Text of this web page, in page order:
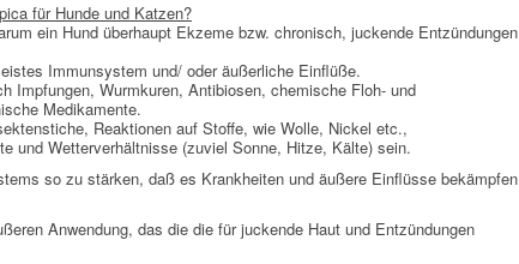
für Hunde und Katzen?
ein Hund überhaupt Ekzeme bzw. chronisch, juckende Entzündungen
Immunsystem und/ oder äußerliche Einflüße.
Impfungen, Wurmkuren, Antibiosen, chemische Floh- und
Medikamente.
Reaktionen auf Stoffe, wie Wolle, Nickel etc.,
und Wetterverhältnisse (zuviel Sonne, Hitze, Kälte) sein.
so zu stärken, daß es Krankheiten und äußere Einflüsse bekämpfen
Anwendung, das die die für juckende Haut und Entzündungen